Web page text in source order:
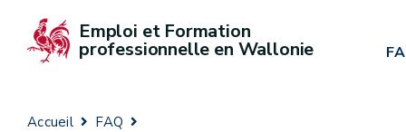
Emploi et Formation
professionnelle en Wallonie
Accueil FAQ